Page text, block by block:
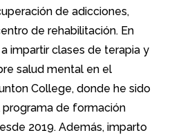
de adicciones,
de rehabilitación. En
impartir clases de terapia y
salud mental en el
College, donde he sido
de formación
2019. Además, imparto